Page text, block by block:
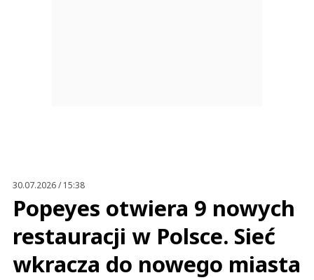
30.07.2026 / 15:38
Popeyes otwiera 9 nowych
restauracji w Polsce. Sieć
wkracza do nowego miasta